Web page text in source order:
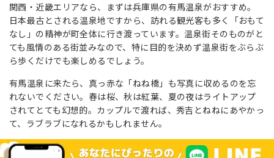
関西・近畿エリアなら、まずは兵庫県の有馬温泉がおすすめ。
日本最古とされる温泉地ですから、訪れる観光客も多く「おもて
なし」の精神が町全体に行き渡っています。温泉街そのものがと
ても風情のある街並みなので、特に目的を決めず温泉街をぶらぶ
ら歩くだけでも楽しめるでしょう。
有馬温泉に来たら、真っ赤な「ねね橋」も写真に収めるのを忘
れないでください。春は桜、秋は紅葉、夏の夜はライトアップ
されてとても幻想的。カップルで渡れば、秀吉とねねにあやかっ
て、ラブラブになれるかもしれません。